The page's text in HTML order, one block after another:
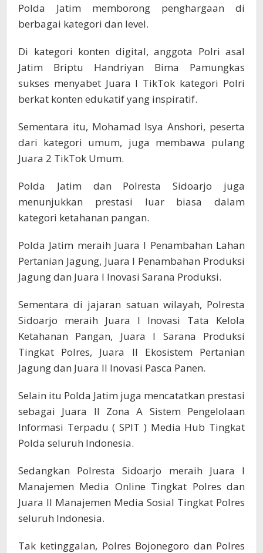
Polda Jatim memborong penghargaan di
berbagai kategori dan level.
Di kategori konten digital, anggota Polri asal
Jatim Briptu Handriyan Bima Pamungkas
sukses menyabet Juara I TikTok kategori Polri
berkat konten edukatif yang inspiratif.
Sementara itu, Mohamad Isya Anshori, peserta
dari kategori umum, juga membawa pulang
Juara 2 TikTok Umum.
Polda Jatim dan Polresta Sidoarjo juga
menunjukkan prestasi luar biasa dalam
kategori ketahanan pangan.
Polda Jatim meraih Juara I Penambahan Lahan
Pertanian Jagung, Juara I Penambahan Produksi
Jagung dan Juara I Inovasi Sarana Produksi.
Sementara di jajaran satuan wilayah, Polresta
Sidoarjo meraih Juara I Inovasi Tata Kelola
Ketahanan Pangan, Juara I Sarana Produksi
Tingkat Polres, Juara II Ekosistem Pertanian
Jagung dan Juara II Inovasi Pasca Panen.
Selain itu Polda Jatim juga mencatatkan prestasi
sebagai Juara II Zona A Sistem Pengelolaan
Informasi Terpadu ( SPIT ) Media Hub Tingkat
Polda seluruh Indonesia.
Sedangkan Polresta Sidoarjo meraih Juara I
Manajemen Media Online Tingkat Polres dan
Juara II Manajemen Media Sosial Tingkat Polres
seluruh Indonesia.
Tak ketinggalan, Polres Bojonegoro dan Polres